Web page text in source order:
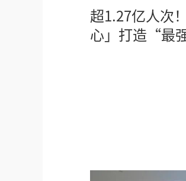
超1.27亿人次
心」打造“最